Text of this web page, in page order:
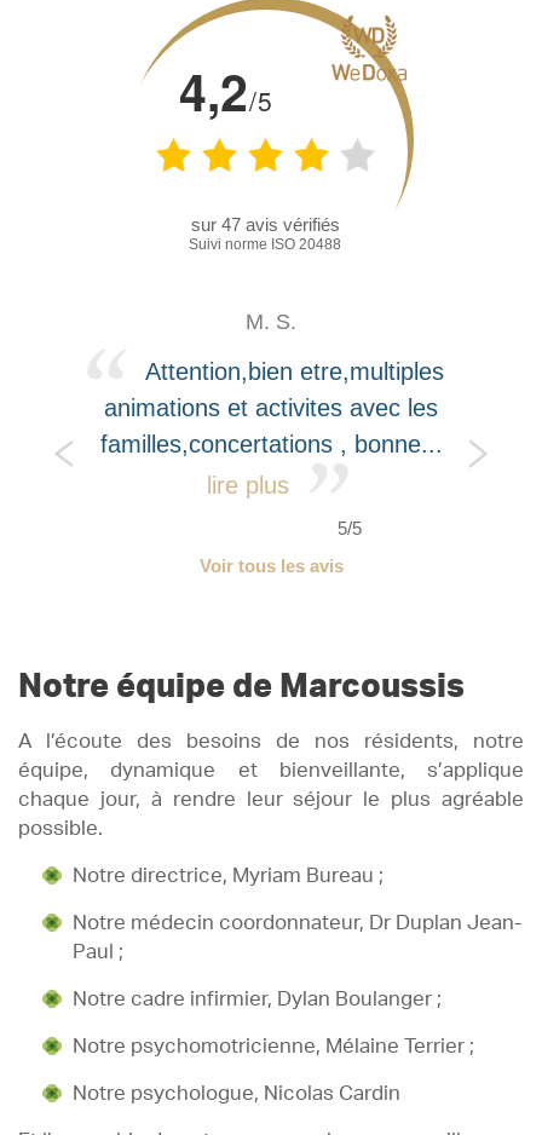
4,2/5
sur 47 avis vérifiés
Suivi norme ISO 20488
M. S.
Attention,bien etre,multiples
animations et activites avec les
familles,concertations , bonne...
lire plus
5/5
Voir tous les avis
Notre équipe de Marcoussis
A l’écoute des besoins de nos résidents, notre
équipe, dynamique et bienveillante, s’applique
chaque jour, à rendre leur séjour le plus agréable
possible.
Notre directrice, Myriam Bureau ;
Notre médecin coordonnateur, Dr Duplan Jean-
Paul ;
Notre cadre infirmier, Dylan Boulanger ;
Notre psychomotricienne, Mélaine Terrier ;
Notre psychologue, Nicolas Cardin